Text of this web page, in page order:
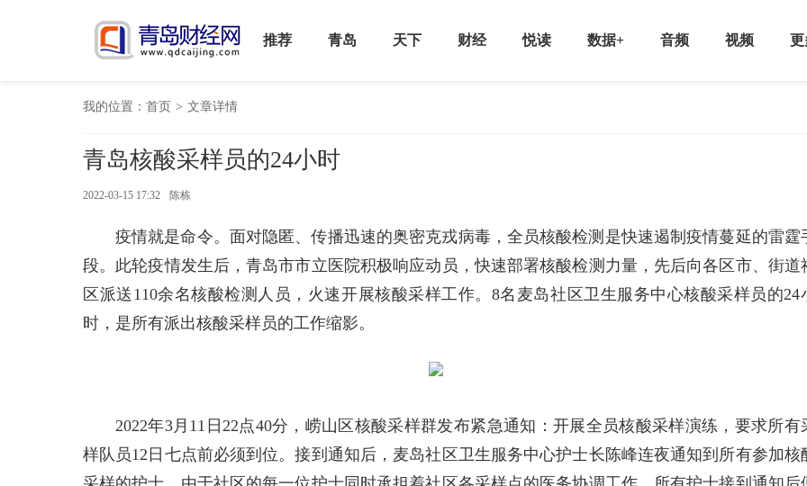
推荐 青岛 天下 财经 悦读 数据+ 音频 视频 更
我的位置： 首页 > 文章详情
青岛核酸采样员的24小时
2022-03-15 17:32 陈栋
疫情就是命令。面对隐匿、传播迅速的奥密克戎病毒，全员核酸检测是快速遏制疫情蔓延的雷霆
段。此轮疫情发生后，青岛市市立医院积极响应动员，快速部署核酸检测力量，先后向各区市、街道
区派送110余名核酸检测人员，火速开展核酸采样工作。8名麦岛社区卫生服务中心核酸采样员的24
时，是所有派出核酸采样员的工作缩影。
2022年3月11日22点40分，崂山区核酸采样群发布紧急通知：开展全员核酸采样演练，要求所有
样队员12日七点前必须到位。接到通知后，麦岛社区卫生服务中心护士长陈峰连夜通知到所有参加核